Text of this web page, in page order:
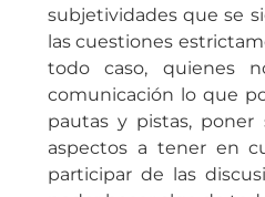
subjetividades que se
las cuestiones
todo caso, quienes
comunicación lo que
pautas y pistas, poner
aspectos a tener en
participar de las